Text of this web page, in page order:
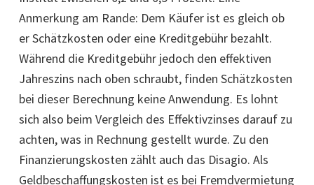
Anmerkung am Rande: Dem Käufer ist es gleich ob
er Schätzkosten oder eine Kreditgebühr bezahlt.
Während die Kreditgebühr jedoch den effektiven
Jahreszins nach oben schraubt, finden Schätzkosten
bei dieser Berechnung keine Anwendung. Es lohnt
sich also beim Vergleich des Effektivzinses darauf zu
achten, was in Rechnung gestellt wurde. Zu den
Finanzierungskosten zählt auch das Disagio. Als
Geldbeschaffungskosten ist es bei Fremdvermietung